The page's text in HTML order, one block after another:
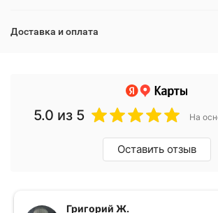
Доставка и оплата